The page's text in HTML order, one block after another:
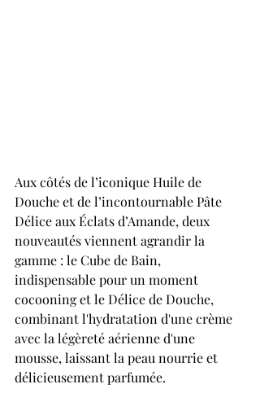
Aux côtés de l’iconique Huile de
Douche et de l’incontournable Pâte
Délice aux Éclats d’Amande, deux
nouveautés viennent agrandir la
gamme : le Cube de Bain,
indispensable pour un moment
cocooning et le Délice de Douche,
combinant l'hydratation d'une crème
avec la légèreté aérienne d'une
mousse, laissant la peau nourrie et
délicieusement parfumée.